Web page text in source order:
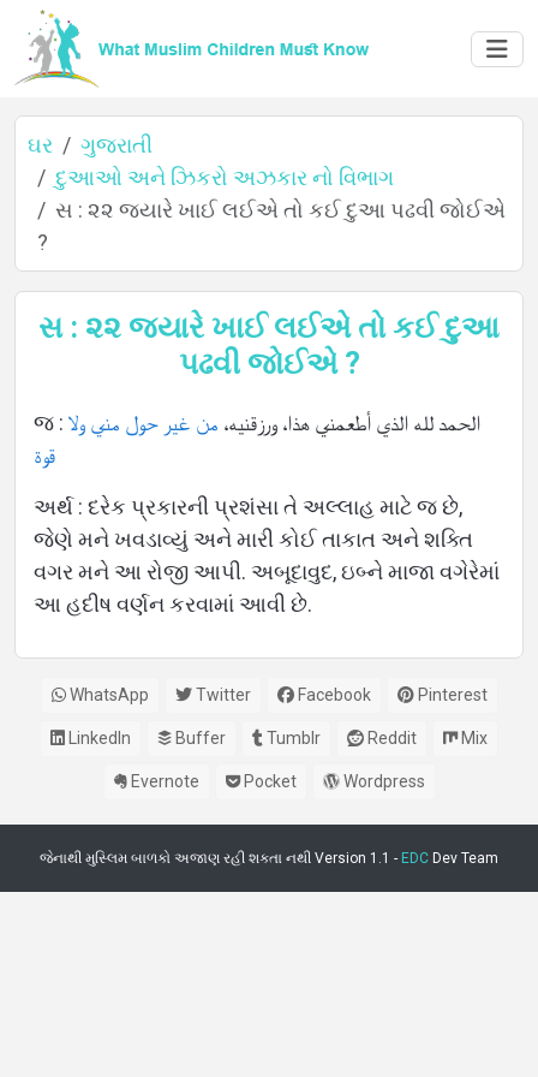
ઘર
વિશે
ભાષાઓ
ઘર
ગુજરાતી
દુઆઓ અને ઝિકરો અઝકાર નો વિભાગ
સ : ૨૨ જ્યારે ખાઈ લઈએ તો કઈ દુઆ પઢવી જોઈએ
?
સ : ૨૨ જ્યારે ખાઈ લઈએ તો કઈ દુઆ
પઢવી જોઈએ ?
જ : الحمد لله الذي أطعمني هذا، ورزقنيه، من غير حول مني ولا
قوة
અર્થ : દરેક પ્રકારની પ્રશંસા તે અલ્લાહ માટે જ છે,
જેણે મને ખવડાવ્યું અને મારી કોઈ તાકાત અને શક્તિ
વગર મને આ રોજી આપી. અબૂદાવુદ, ઇબ્ને માજા વગેરેમાં
આ હદીષ વર્ણન કરવામાં આવી છે.
WhatsApp Twitter Facebook Pinterest
LinkedIn Buffer Tumblr Reddit Mix
Evernote Pocket Wordpress
જેનાથી મુસ્લિમ બાળકો અજાણ રહી શકતા નથી Version 1.1 - EDC Dev Team